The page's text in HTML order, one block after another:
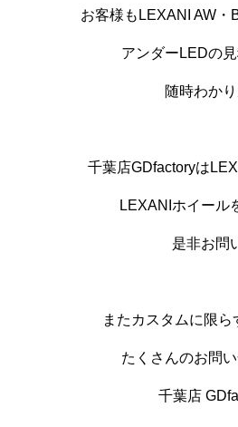
お客様もLEXANI AW・
アンダーLEDの
随時わか
千葉店GDfactoryは
LEXANIホイール
是非お問
またカスタムに限
たくさんのお問
千葉店